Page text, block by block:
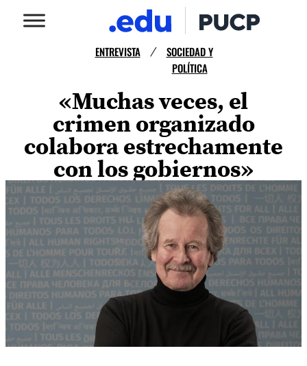
ENTREVISTA /
SOCIEDAD Y
POLÍTICA
«Muchas veces, el
crimen organizado
colabora estrechamente
con los gobiernos»